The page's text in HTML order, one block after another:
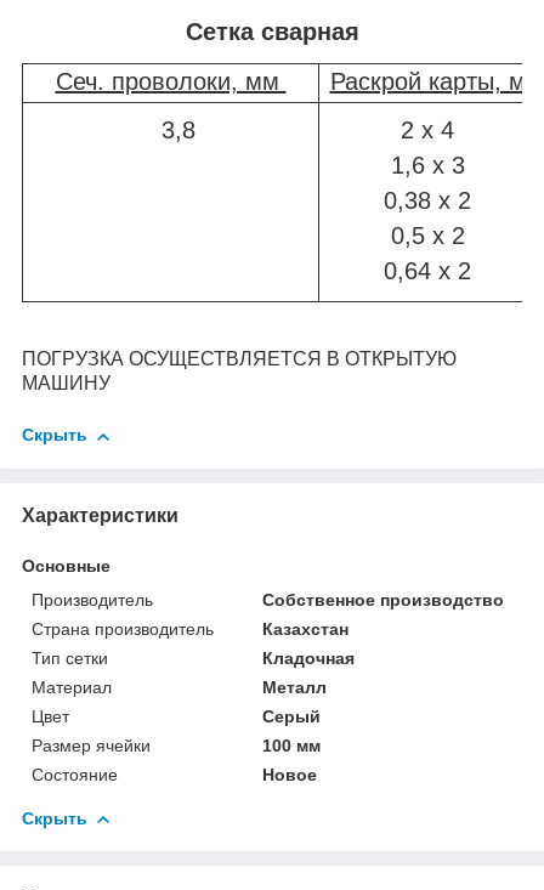
Сетка сварная
Сеч. проволоки, мм
Раскрой карты, м
3,8
2 х 4
1,6 х 3
0,38 х 2
0,5 х 2
0,64 х 2
ПОГРУЗКА ОСУЩЕСТВЛЯЕТСЯ В ОТКРЫТУЮ
МАШИНУ
Скрыть
Характеристики
Основные
Производитель
Собственное производство
Страна производитель
Казахстан
Тип сетки
Кладочная
Материал
Металл
Цвет
Серый
Размер ячейки
100 мм
Состояние
Новое
Скрыть